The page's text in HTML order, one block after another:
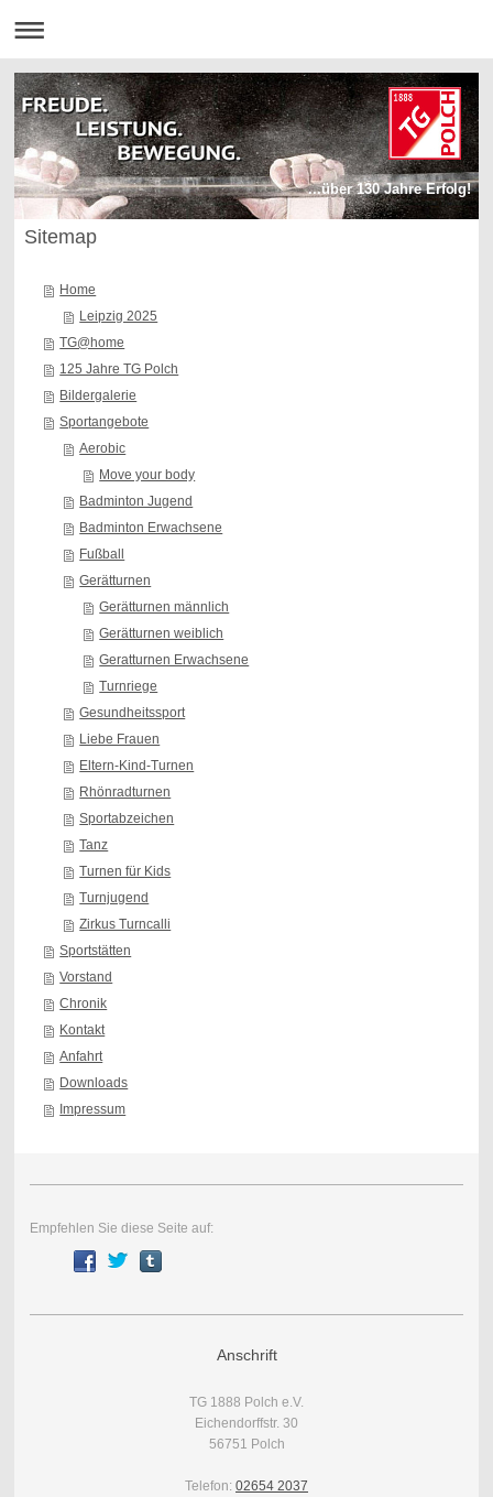
...über 130 Jahre Erfolg!
Sitemap
Home
Leipzig 2025
TG@home
125 Jahre TG Polch
Bildergalerie
Sportangebote
Aerobic
Move your body
Badminton Jugend
Badminton Erwachsene
Fußball
Gerätturnen
Gerätturnen männlich
Gerätturnen weiblich
Geratturnen Erwachsene
Turnriege
Gesundheitssport
Liebe Frauen
Eltern-Kind-Turnen
Rhönradturnen
Sportabzeichen
Tanz
Turnen für Kids
Turnjugend
Zirkus Turncalli
Sportstätten
Vorstand
Chronik
Kontakt
Anfahrt
Downloads
Impressum
Empfehlen Sie diese Seite auf:
Anschrift
TG 1888 Polch e.V.
Eichendorffstr. 30
56751 Polch
Telefon: 02654 2037